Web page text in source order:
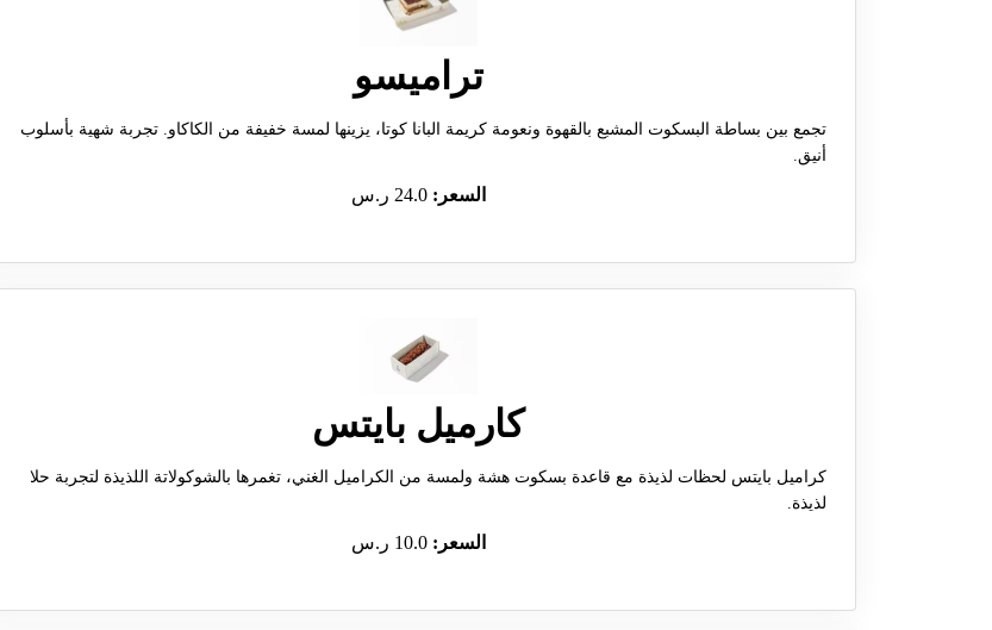
تراميسو
تجمع بين بساطة البسكوت المشبع بالقهوة ونعومة كريمة البانا كوتا، يزينها لمسة خفيفة من الكاكاو. تجربة شهية بأسلوب
أنيق.
السعر:24.0 ر.س
كارميل بايتس
كراميل بايتس لحظات لذيذة مع قاعدة بسكوت هشة ولمسة من الكراميل الغني، تغمرها بالشوكولاتة اللذيذة لتجربة حلا
لذيذة.
السعر:10.0 ر.س